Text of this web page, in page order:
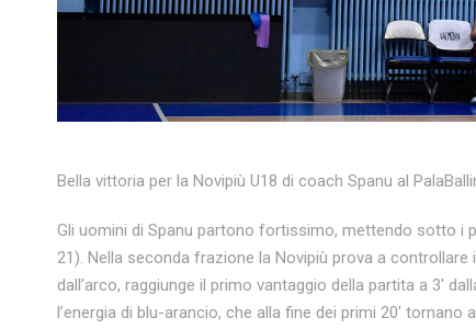
Bella vittoria per la Novipiù U18 di coach Spanu al
Gli uomini di Spanu partono fortissimo, mettendo sotto i
21). Nella seconda frazione la Novipiù prova a
dall’arco, raggiunge il primo vantaggio della partita a 3′
l’energia di blu-arancio, che alla fine dei primi 20′